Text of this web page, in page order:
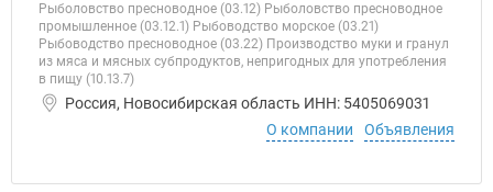
Рыболовство пресноводное (03.12) Рыболовство пресноводное
промышленное (03.12.1) Рыбоводство морское (03.21)
Рыбоводство пресноводное (03.22) Производство муки и гранул
из мяса и мясных субпродуктов, непригодных для употребления
в пищу (10.13.7)
Россия, Новосибирская область ИНН: 5405069031
О компании
Объявления